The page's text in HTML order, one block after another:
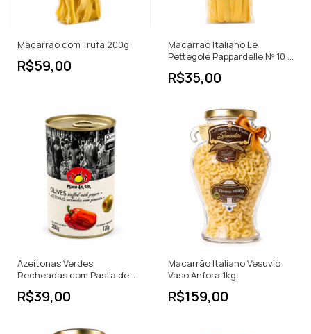
Macarrão com Trufa 200g
R$59,00
Macarrão Italiano Le
Pettegole Pappardelle Nº 10 -
R$35,00
Azeitonas Verdes
Recheadas com Pasta de
Pimenta Plaza del Sol 280g
R$39,00
Macarrão Italiano Vesuvio
Vaso Anfora 1kg
R$159,00